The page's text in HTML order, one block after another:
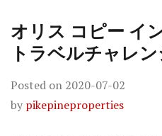
オリス コピー イ
トラベルチャレ
Posted on 2020-07-02
by pikepineproperties